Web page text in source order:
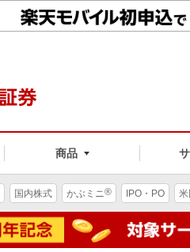
商品
国内株式 かぶミニ® IPO・PO